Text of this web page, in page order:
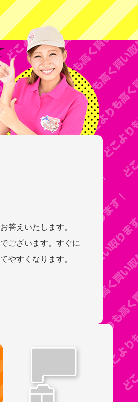
答えいたします。
ございます。すぐに
やすくなります。